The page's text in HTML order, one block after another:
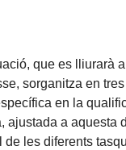
que es lliurarà
sorganitza en
en la
ajustada a aquesta
de les diferents